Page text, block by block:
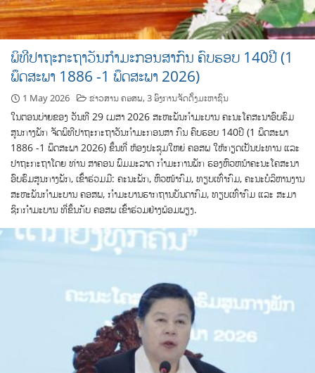
ພິທີປາຖະກະຖາວັນກໍາມະກອນສາກົນ ຄົບຮອບ 140ປີ (1
ພຶດສະພາ 1886 -1 ພຶດສະພາ 2026)
1 May 2026 ຂ່າວສານ ຄອສພ,3 ອົງການຈັດຕັ້ງມະຫາຊົນ
ໃນຕອນບ່າຍຂອງ ວັນທີ 29 ເມສາ 2026 ສະຫະພັນກໍາມະບານ ຄະນະໂຄສະນາອົບຮົມ
ສູນກາງພັກ ຈັດພິທີປາຖະກະຖາວັນກໍາມະກອນສາ ກົນ ຄົບຮອບ 140ປີ (1 ພຶດສະພາ
1886 -1 ພຶດສະພາ 2026) ຂຶ້ນທີ່ ຫ້ອງປະຊຸມໃຫຍ່ ຄອສພ ໃຫ້ກຽດເປັນປະທານ ແລະ
ປາຖະກະຖາໂດຍ ທ່ານ ສາຄອນ ພົມມະລາດ ກຳມະການພັກ ຮອງຫົວຫນ້າຄະນະໂຄສະນາ
ອົບຮົມສູນກາງພັກ, ເຂົ້າຮ່ວມມີ: ຄະນະພັກ, ຫົວໜ້າກົມ, ທຽບເທົ່າກົມ, ຄະນະບໍລິຫານງານ
ສະຫະພັນກໍາມະບານ ຄອສພ, ກໍາມະບານຮາກຖານບັນດາກົມ, ທຽບເທົ່າກົມ ແລະ ສະມາ
ຊິກກໍາມະບານ ທີ່ຂຶ້ນກັບ ຄອສພ ເຂົ້າຮ່ວມຢ່າງພ້ອມພຽງ.